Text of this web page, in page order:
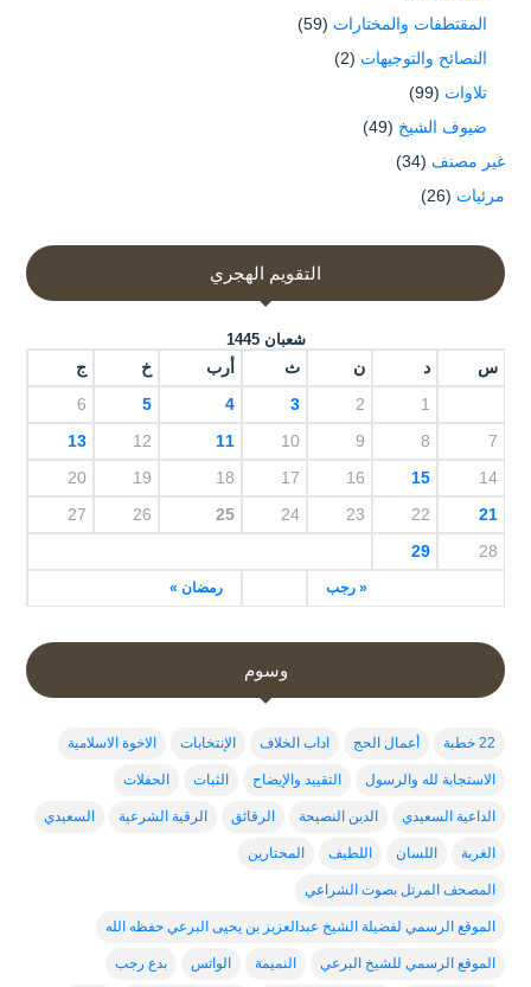
المقتطفات والمختارات (59)
النصائح والتوجيهات (2)
تلاوات (99)
ضيوف الشيخ (49)
غير مصنف (34)
مرئيات (26)
التقويم الهجري
شعبان 1445
س د ن ث أرب خ ج
« رجب رمضان »
1
2
3
4
5
6
7
8
9
10
11
12
13
14
15
16
17
18
19
20
21
22
23
24
25
26
27
28
29
وسوم
22 خطبة أعمال الحج اداب الخلاف الإنتخابات الاخوة الاسلامية
الاستجابة لله والرسول التقييد والإيضاح الثبات الحفلات
الداعية السعيدي الدين النصيحة الرقائق الرقية الشرعية السعيدي
الغربة اللسان اللطيف المحتارين
المصحف المرتل بصوت الشراعي
الموقع الرسمي لفضيلة الشيخ عبدالعزيز بن يحيى البرعي حفظه الله
الموقع الرسمي للشيخ البرعي النميمة الواتس بدع رجب